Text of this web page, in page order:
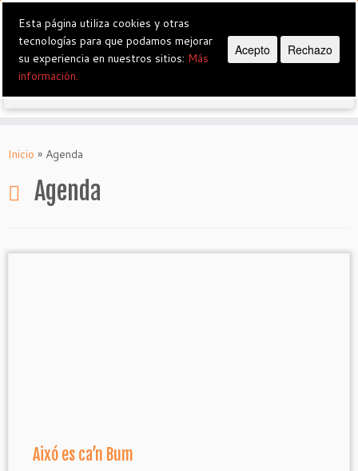
Grup de Teatre Vostè Perdoni
Inicio » Agenda
Agenda
Aixó es ca’n Bum
Esta página utiliza cookies y otras
tecnologías para que podamos mejorar
su experiencia en nuestros sitios: Más
información.
Acepto Rechazo